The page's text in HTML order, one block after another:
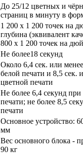
До 25/12 цветных и
страниц в минуту в
1 200 x 1 200 точек на
глубина (эквивалент
800 x 1 200 точек на
Не более18 секунд
Около 6,4 сек. или
белой печати и 8,5 сек.
цветной печати
Не более 6,4 секунд при
печати; не более 8,5
печати
Основное устройство:
мм
Вес основного блока -
90 кг